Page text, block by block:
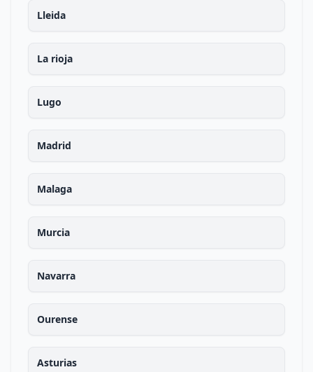
Lleida
La rioja
Lugo
Madrid
Malaga
Murcia
Navarra
Ourense
Asturias